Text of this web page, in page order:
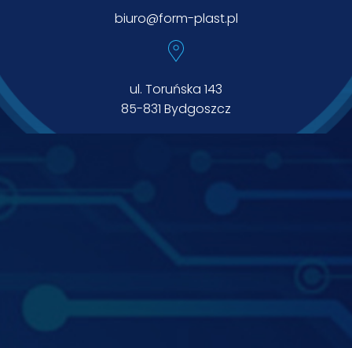
biuro@form-plast.pl
ul. Toruńska 143
85-831 Bydgoszcz